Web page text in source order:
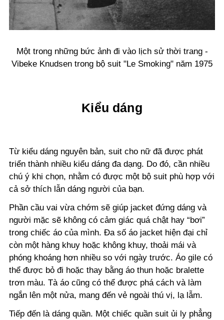
Một trong những bức ảnh đi vào lịch sử thời trang -
Vibeke Knudsen trong bộ suit "Le Smoking" năm 1975
Kiểu dáng
Từ kiểu dáng nguyên bản, suit cho nữ đã được phát
triển thành nhiều kiểu dáng đa dạng. Do đó, cần nhiều
chú ý khi chọn, nhằm có được một bộ suit phù hợp với
cả sở thích lẫn dáng người của bạn.
Phần cầu vai vừa chớm sẽ giúp jacket đứng dáng và
người mặc sẽ không có cảm giác quá chật hay “bơi”
trong chiếc áo của mình. Đa số áo jacket hiện đại chỉ
còn một hàng khuy hoặc không khuy, thoải mái và
phóng khoáng hơn nhiều so với ngày trước. Áo gile có
thể được bỏ đi hoặc thay bằng áo thun hoặc bralette
trơn màu. Tà áo cũng có thể được phá cách và làm
ngắn lên một nửa, mang đến vẻ ngoài thú vị, lạ lẫm.
Tiếp đến là dáng quần. Một chiếc quần suit ủi ly phẳng